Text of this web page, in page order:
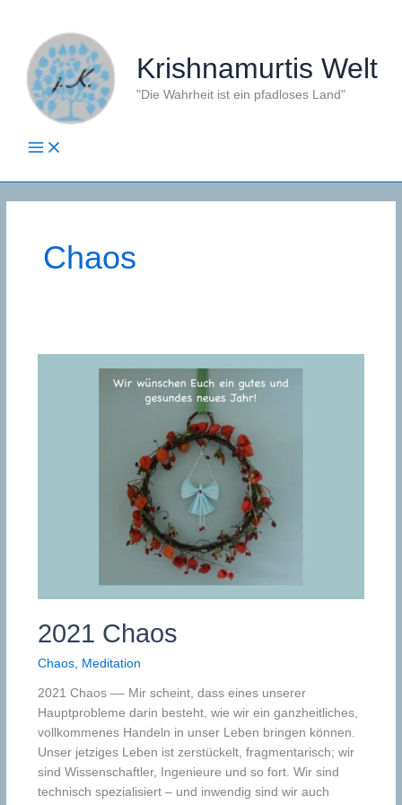
springen
Krishnamurtis Welt
"Die Wahrheit ist ein pfadloses Land"
Chaos
2021 Chaos
Chaos, Meditation
2021 Chaos –– Mir scheint, dass eines unserer
Hauptprobleme darin besteht, wie wir ein ganzheitliches,
vollkommenes Handeln in unser Leben bringen können.
Unser jetziges Leben ist zerstückelt, fragmentarisch; wir
sind Wissenschaftler, Ingenieure und so fort. Wir sind
technisch spezialisiert – und inwendig sind wir auch